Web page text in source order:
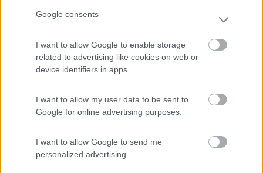
Google consents
I want to allow Google to enable storage
related to advertising like cookies on web or
device identifiers in apps.
I want to allow my user data to be sent to
Google for online advertising purposes.
I want to allow Google to send me
personalized advertising.